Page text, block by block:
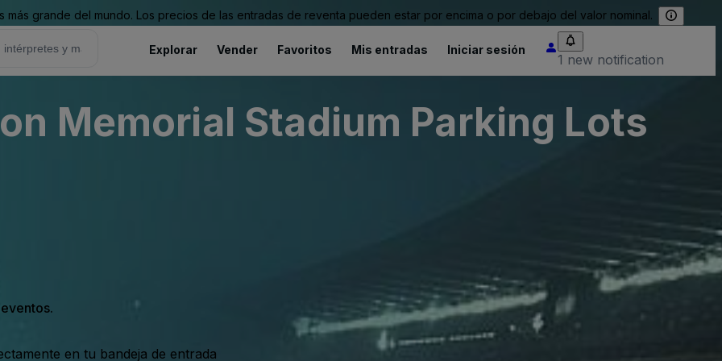
grande del mundo. Los precios de las entradas de reventa pueden estar por encima o por debajo del valor nominal.
Explorar Vender Favoritos Mis entradas Iniciar sesión
1 new notification
Memorial Stadium Parking Lots
en tu bandeja de entrada